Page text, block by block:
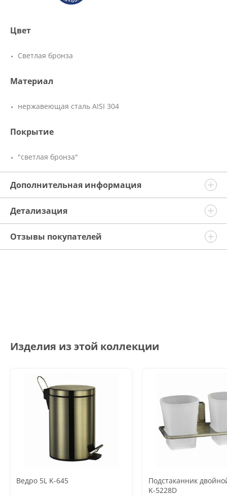
Цвет
Светлая бронза
Материал
нержавеющая сталь AISI 304
Покрытие
"светлая бронза"
Дополнительная информация
Детализация
Отзывы покупателей
Изделия из этой коллекции
Ведро 5L K-645
Подстаканник
K-5228D